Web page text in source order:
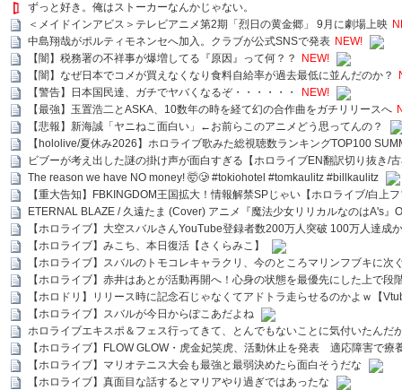
ずっと好き。俺はストーカーなんかじゃない。
＜メイドインアビス＞テレビアニメ第2期「烈日の黄金郷」 9月に劇場上映
中島翔哉がポルティモネンセへ加入。クラブが公式SNSで発表 NEW!
【闇】税務署の不祥事が爆増してる『原因』って何？？
NEW!
【闇】なぜ日本でコメが買えなくなり食料自給率が過去最低に並んだのか？
【警告】日本国民達、ガチでヤバくなるぞ・・・・・・
NEW!
【最強】玉置浩二とASKA、10数年の時を経て幻の合作曲をガチリリースへ
【悲報】新海誠「ヤニねこ面白い」←お前らこのアニメどう思ってんの？
【hololive/夏休み2026】ホロライブ歌みた総視聴数ランキングTOP100
ビブーが考え出した謎の掛け声が面白すぎる【ホロライブEN翻訳切り抜き/
The reason we have NO money! 🤯🥲 #tokiohotel #tomkaulitz #billkaulitz
【重大告知】FBKINGDOM王国拡大！情報解禁SPじゃい【ホロライブ/白上
ETERNAL BLAZE / 久遠たま (Cover) アニメ『魔法少女リリカルなのはA's』
【ホロライブ】大空スバルさんYouTube登録者数200万人突破 100万人達成
【ホロライブ】みこち、本日復活【さくらみこ】
【ホロライブ】スバルのトモコレキャラクリ、今のところマリンフブキに
【ホロライブ】赤井はあとが活動再開へ！心身の状態を最優先にした上で段
【ホロドリ】リリース時に記念石じゃなくてアドトラ走らせるのかよｗ【
【ホロライブ】スバルが今日からぽこあだよね
ホロライブエキスポ＆フェス行ってきて、とんでもないことに気付いたんだ
【ホロライブ】FLOW GLOW・虎金妃笑虎、活動休止を発表 適応障害で療
【ホロライブ】マリオテニス大会も最強と最弱決めたら面白そうだな
【ホロライブ】真面目な話するとマリアやり過ぎではあったな